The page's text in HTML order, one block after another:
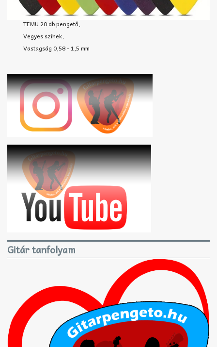
TEMU 20 db pengető,
Vegyes színek,
Vastagság 0,58 - 1,5 mm
Gitár tanfolyam